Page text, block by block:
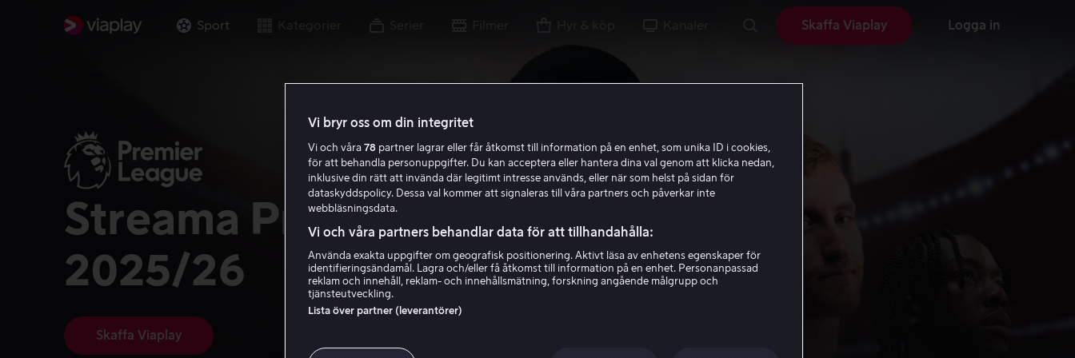
Sport Kategorier Skaffa Viaplay Logga in
Streama Premier League
2025/26
Skaffa Viaplay
Vi bryr oss om din integritet
Vi och våra 78 partner lagrar eller får åtkomst till information på en enhet, som unika ID i cookies,
för att behandla personuppgifter. Du kan acceptera eller hantera dina val genom att klicka nedan,
inklusive din rätt att invända där legitimt intresse används, eller när som helst på sidan för
dataskyddspolicy. Dessa val kommer att signaleras till våra partners och påverkar inte
webbläsningsdata.
Vi och våra partners behandlar data för att tillhandahålla:
Använda exakta uppgifter om geografisk positionering. Aktivt läsa av enhetens egenskaper för
identifieringsändamål. Lagra och/eller få åtkomst till information på en enhet. Personanpassad
reklam och innehåll, reklam- och innehållsmätning, forskning angående målgrupp och
tjänsteutveckling.
Lista över partner (leverantörer)